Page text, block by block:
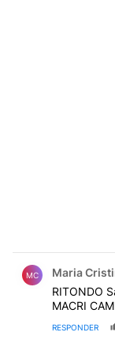
MC Maria
RITONDO
MACRI
RESPONDER